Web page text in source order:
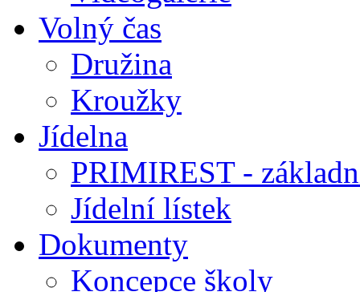
Volný čas
Družina
Kroužky
Jídelna
PRIMIREST -
Jídelní lístek
Dokumenty
Koncepce školy